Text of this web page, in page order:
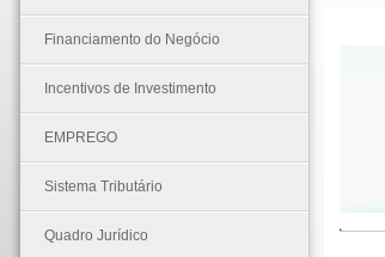
Financiamento do Negócio
Incentivos de Investimento
EMPREGO
Sistema Tributário
Quadro Jurídico